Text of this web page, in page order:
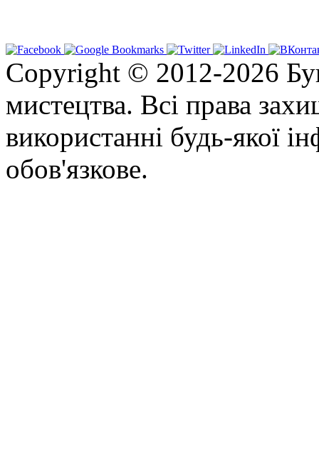
Copyright © 2012-2026
мистецтва. Всі права
використанні будь-якої
обов'язкове.